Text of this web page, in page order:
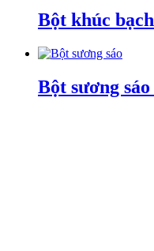
Bột khúc bạch
Bột sương sáo